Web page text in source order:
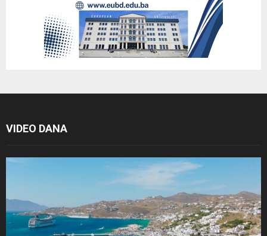
VIDEO DANA